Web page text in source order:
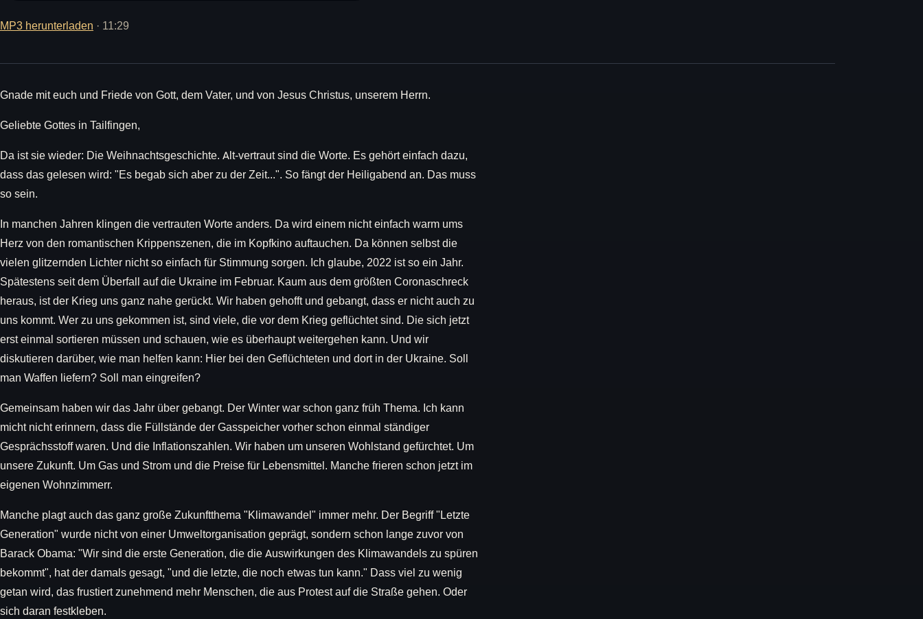
MP3 herunterladen · 11:29
Gnade mit euch und Friede von Gott, dem Vater, und von Jesus Christus, unserem Herrn.
Geliebte Gottes in Tailfingen,
Da ist sie wieder: Die Weihnachtsgeschichte. Alt-vertraut sind die Worte. Es gehört einfach dazu,
dass das gelesen wird: "Es begab sich aber zu der Zeit...". So fängt der Heiligabend an. Das muss
so sein.
In manchen Jahren klingen die vertrauten Worte anders. Da wird einem nicht einfach warm ums
Herz von den romantischen Krippenszenen, die im Kopfkino auftauchen. Da können selbst die
vielen glitzernden Lichter nicht so einfach für Stimmung sorgen. Ich glaube, 2022 ist so ein Jahr.
Spätestens seit dem Überfall auf die Ukraine im Februar. Kaum aus dem größten Coronaschreck
heraus, ist der Krieg uns ganz nahe gerückt. Wir haben gehofft und gebangt, dass er nicht auch zu
uns kommt. Wer zu uns gekommen ist, sind viele, die vor dem Krieg geflüchtet sind. Die sich jetzt
erst einmal sortieren müssen und schauen, wie es überhaupt weitergehen kann. Und wir
diskutieren darüber, wie man helfen kann: Hier bei den Geflüchteten und dort in der Ukraine. Soll
man Waffen liefern? Soll man eingreifen?
Gemeinsam haben wir das Jahr über gebangt. Der Winter war schon ganz früh Thema. Ich kann
micht nicht erinnern, dass die Füllstände der Gasspeicher vorher schon einmal ständiger
Gesprächsstoff waren. Und die Inflationszahlen. Wir haben um unseren Wohlstand gefürchtet. Um
unsere Zukunft. Um Gas und Strom und die Preise für Lebensmittel. Manche frieren schon jetzt im
eigenen Wohnzimmerr.
Manche plagt auch das ganz große Zukunftthema "Klimawandel" immer mehr. Der Begriff "Letzte
Generation" wurde nicht von einer Umweltorganisation geprägt, sondern schon lange zuvor von
Barack Obama: "Wir sind die erste Generation, die die Auswirkungen des Klimawandels zu spüren
bekommt", hat der damals gesagt, "und die letzte, die noch etwas tun kann." Dass viel zu wenig
getan wird, das frustiert zunehmend mehr Menschen, die aus Protest auf die Straße gehen. Oder
sich daran festkleben.